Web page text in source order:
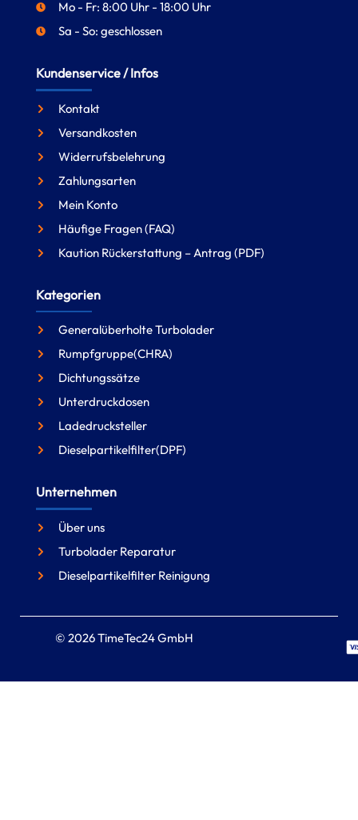
Mo - Fr: 8:00 Uhr - 18:00 Uhr
Sa - So: geschlossen
Kundenservice / Infos
Kontakt
Versandkosten
Widerrufsbelehrung
Zahlungsarten
Mein Konto
Häufige Fragen (FAQ)
Kaution Rückerstattung – Antrag (PDF)
Kategorien
Generalüberholte Turbolader
Rumpfgruppe(CHRA)
Dichtungssätze
Unterdruckdosen
Ladedrucksteller
Dieselpartikelfilter(DPF)
Unternehmen
Über uns
Turbolader Reparatur
Dieselpartikelfilter Reinigung
© 2026 TimeTec24 GmbH